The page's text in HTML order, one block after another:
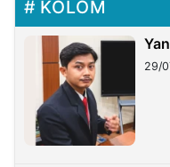
KOLOM
29/